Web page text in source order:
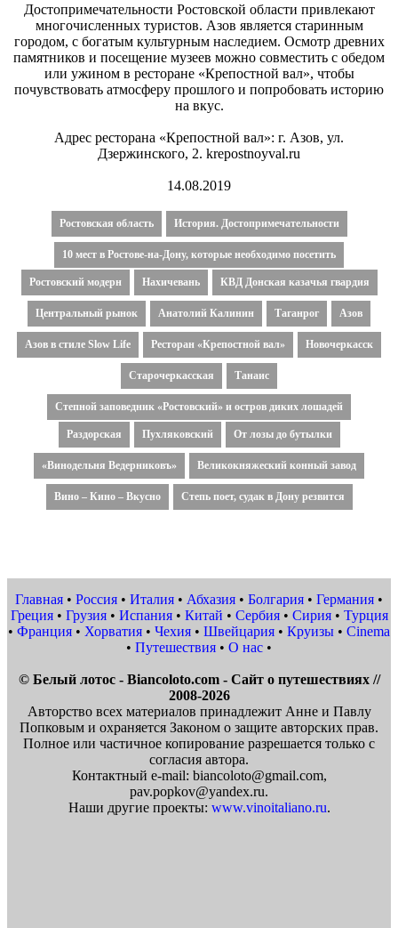
Достопримечательности Ростовской области привлекают
многочисленных туристов. Азов является старинным
городом, с богатым культурным наследием. Осмотр древних
памятников и посещение музеев можно совместить с обедом
или ужином в ресторане «Крепостной вал», чтобы
почувствовать атмосферу прошлого и попробовать историю
на вкус.
Адрес ресторана «Крепостной вал»: г. Азов, ул.
Дзержинского, 2. krepostnoyval.ru
14.08.2019
Ростовская область История. Достопримечательности
10 мест в Ростове-на-Дону, которые необходимо посетить
Ростовский модерн Нахичевань КВД Донская казачья гвардия
Центральный рынок Анатолий Калинин Таганрог Азов
Азов в стиле Slow Life Ресторан «Крепостной вал» Новочеркасск
Старочеркасская Танаис
Степной заповедник «Ростовский» и остров диких лошадей
Раздорская Пухляковский От лозы до бутылки
«Винодельня Ведерниковъ» Великокняжеский конный завод
Вино – Кино – Вкусно Степь поет, судак в Дону резвится
Главная • Россия • Италия • Абхазия • Болгария • Германия •
Греция• Грузия• Испания• Китай • Сербия• Сирия• Турция
• Франция • Хорватия • Чехия • Швейцария • Круизы • Cinema
• Путешествия • О нас •
© Белый лотос - Biancoloto.com - Сайт о путешествиях //
2008-2026
Авторство всех материалов принадлежит Анне и Павлу
Попковым и охраняется Законом о защите авторских прав.
Полное или частичное копирование разрешается только с
согласия автора.
Контактный e-mail: biancoloto@gmail.com,
pav.popkov@yandex.ru.
Наши другие проекты: www.vinoitaliano.ru.